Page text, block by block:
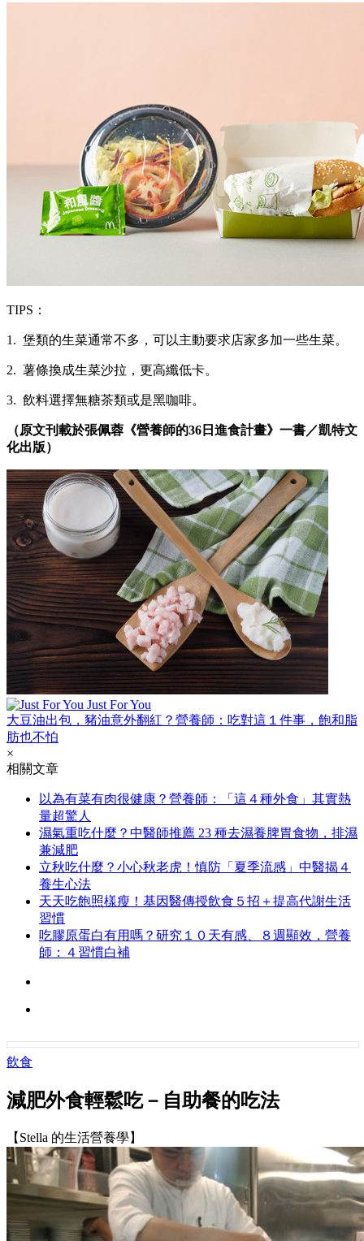
TIPS：
1. 堡類的生菜通常不多，可以主動要求店家多加一些生菜。
2. 薯條換成生菜沙拉，更高纖低卡。
3. 飲料選擇無糖茶類或是黑咖啡。
（原文刊載於張佩蓉《營養師的36日進食計畫》一書／凱特文
化出版）
Just For You
大豆油出包，豬油意外翻紅？營養師：吃對這１件事，飽和脂
肪也不怕
×
相關文章
以為有菜有肉很健康？營養師：「這４種外食」其實熱
量超驚人
濕氣重吃什麼？中醫師推薦 23 種去濕養脾胃食物，排濕
兼減肥
立秋吃什麼？小心秋老虎！慎防「夏季流感」中醫揭４
養生心法
天天吃飽照樣瘦！基因醫傳授飲食５招＋提高代謝生活
習慣
吃膠原蛋白有用嗎？研究１０天有感、８週顯效，營養
師：４習慣白補
飲食
減肥外食輕鬆吃－自助餐的吃法
【Stella 的生活營養學】